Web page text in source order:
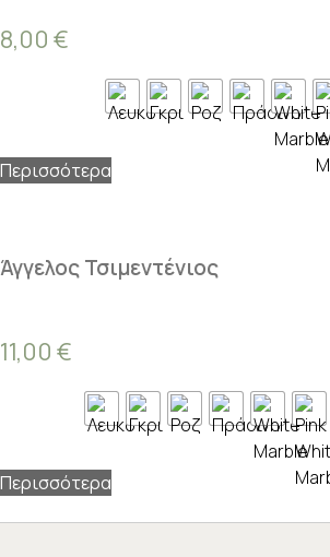
8,00 €
Περισσότερα
Άγγελος Τσιμεντένιος
11,00 €
Περισσότερα